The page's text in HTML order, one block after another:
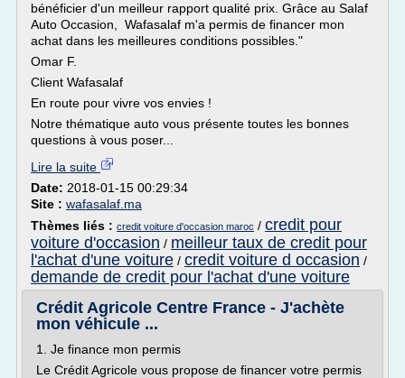
bénéficier d'un meilleur rapport qualité prix. Grâce au Salaf
Auto Occasion, Wafasalaf m'a permis de financer mon
achat dans les meilleures conditions possibles."
Omar F.
Client Wafasalaf
En route pour vivre vos envies !
Notre thématique auto vous présente toutes les bonnes
questions à vous poser...
Lire la suite
Date: 2018-01-15 00:29:34
Site : wafasalaf.ma
Thèmes liés : credit voiture d'occasion maroc / credit pour
voiture d'occasion / meilleur taux de credit pour
l'achat d'une voiture / credit voiture d occasion /
demande de credit pour l'achat d'une voiture
Crédit Agricole Centre France - J'achète
mon véhicule ...
1. Je finance mon permis
Le Crédit Agricole vous propose de financer votre permis